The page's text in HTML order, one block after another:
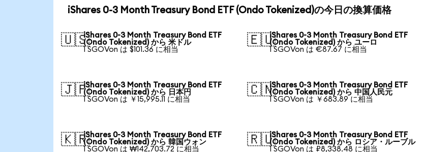
iShares 0-3 Month Treasury Bond ETF (Ondo Tokenized)の今日の換算価格
🇺🇸iShares 0-3 Month Treasury Bond ETF
(Ondo Tokenized) から 米ドル
1 SGOVon は $101.36 に相当
🇪🇺iShares 0-3 Month Treasury Bond ETF
(Ondo Tokenized) から ユーロ
1 SGOVon は €87.67 に相当
🇯🇵iShares 0-3 Month Treasury Bond ETF
(Ondo Tokenized) から 日本円
1 SGOVon は ￥15,995.11 に相当
🇨🇳iShares 0-3 Month Treasury Bond ETF
(Ondo Tokenized) から 中国人民元
1 SGOVon は ￥683.89 に相当
🇰🇷iShares 0-3 Month Treasury Bond ETF
(Ondo Tokenized) から 韓国ウォン
1 SGOVon は ₩142,703.72 に相当
🇷🇺iShares 0-3 Month Treasury Bond ETF
(Ondo Tokenized) から ロシア・ルーブル
1 SGOVon は ₽8,338.48 に相当